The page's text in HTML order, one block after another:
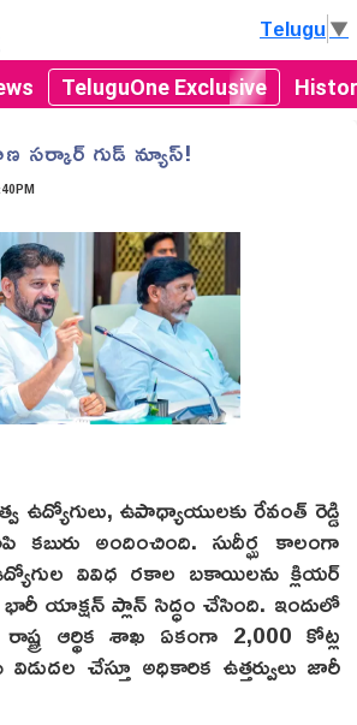
TeluguOne Exclusive
Telugu▼
సర్కార్ గుడ్ న్యూస్!
ఉద్యోగులు, ఉపాధ్యాయులకు రేవంత్ రెడ్డి
కబురు అందించింది. సుదీర్ఘ కాలంగా
వివిధ రకాల బకాయిలను క్లియర్
భారీ యాక్షన్ ప్లాన్ సిద్ధం చేసింది. ఇందులో
ఆర్థిక శాఖ ఏకంగా 2,000 కోట్ల
చేస్తూ అధికారిక ఉత్తర్వులు జారీ